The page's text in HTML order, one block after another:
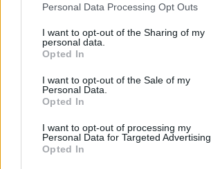
Personal Data Processing Opt Outs
I want to opt-out of the Sharing of my
personal data.
Opted In
I want to opt-out of the Sale of my
Personal Data.
Opted In
I want to opt-out of processing my
Personal Data for Targeted Advertising.
Opted In